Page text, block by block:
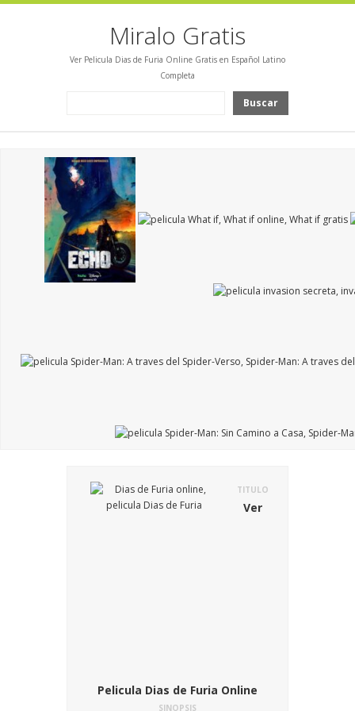
Miralo Gratis
Ver Pelicula Dias de Furia Online Gratis en Español Latino
Completa
Buscar
TITULO
Ver
Pelicula Dias de Furia Online
SINOPSIS